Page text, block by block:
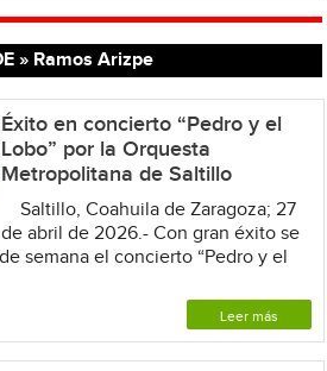
» Ramos Arizpe
Éxito en concierto “Pedro y el
Lobo” por la Orquesta
Metropolitana de Saltillo
Saltillo, Coahuila de Zaragoza; 27
de abril de 2026.- Con gran éxito se
semana el concierto “Pedro y el
Leer más